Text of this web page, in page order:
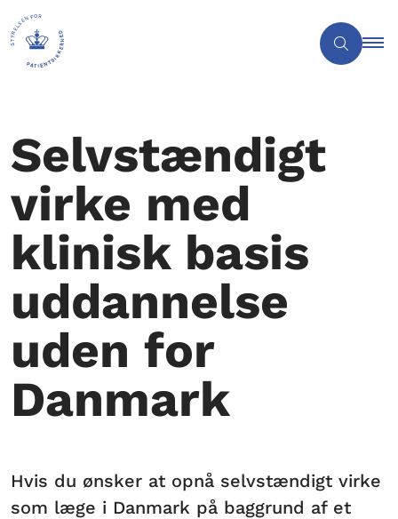
Selvstændigt
virke med
klinisk basis
uddannelse
uden for
Danmark
Hvis du ønsker at opnå selvstændigt virke
som læge i Danmark på baggrund af et